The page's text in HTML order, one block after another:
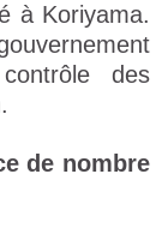
à Koriyama.
des
de nombre